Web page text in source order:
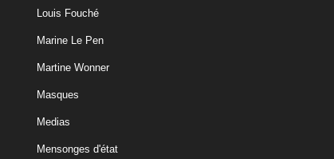
Louis Fouché
Marine Le Pen
Martine Wonner
Masques
Medias
Mensonges d'état